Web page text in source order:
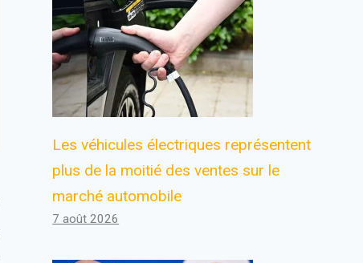
Les véhicules électriques représentent
plus de la moitié des ventes sur le
marché automobile
7 août 2026